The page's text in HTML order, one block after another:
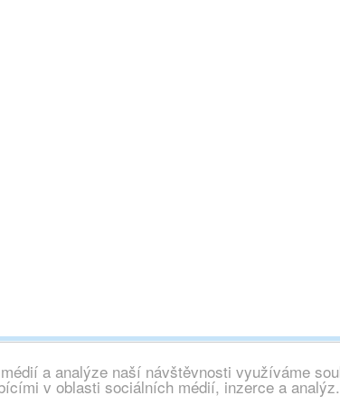
a analýze naší návštěvnosti využíváme
v oblasti sociálních médií, inzerce a analýz.
info@wallpaper.cz